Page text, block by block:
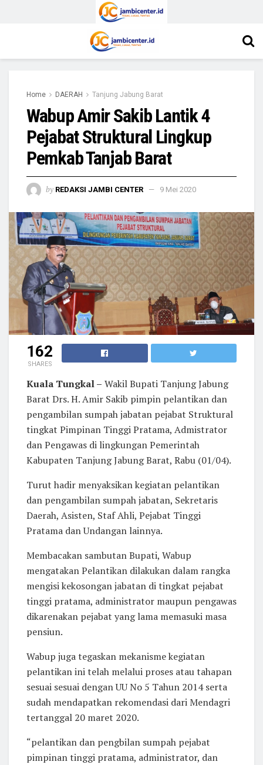
Home DAERAH Tanjung Jabung Barat
Wabup Amir Sakib Lantik 4
Pejabat Struktural Lingkup
Pemkab Tanjab Barat
by REDAKSI JAMBI CENTER 9 Mei 2020
162
SHARES
Kuala Tungkal – Wakil Bupati Tanjung Jabung
Barat Drs. H. Amir Sakib pimpin pelantikan dan
pengambilan sumpah jabatan pejabat Struktural
tingkat Pimpinan Tinggi Pratama, Admistrator
dan Pengawas di lingkungan Pemerintah
Kabupaten Tanjung Jabung Barat, Rabu (01/04).
Turut hadir menyaksikan kegiatan pelantikan
dan pengambilan sumpah jabatan, Sekretaris
Daerah, Asisten, Staf Ahli, Pejabat Tinggi
Pratama dan Undangan lainnya.
Membacakan sambutan Bupati, Wabup
mengatakan Pelantikan dilakukan dalam rangka
mengisi kekosongan jabatan di tingkat pejabat
tinggi pratama, administrator maupun pengawas
dikarenakan pejabat yang lama memasuki masa
pensiun.
Wabup juga tegaskan mekanisme kegiatan
pelantikan ini telah melalui proses atau tahapan
sesuai sesuai dengan UU No 5 Tahun 2014 serta
sudah mendapatkan rekomendasi dari Mendagri
tertanggal 20 maret 2020.
“pelantikan dan pengbilan sumpah pejabat
pimpinan tinggi pratama, administrator, dan